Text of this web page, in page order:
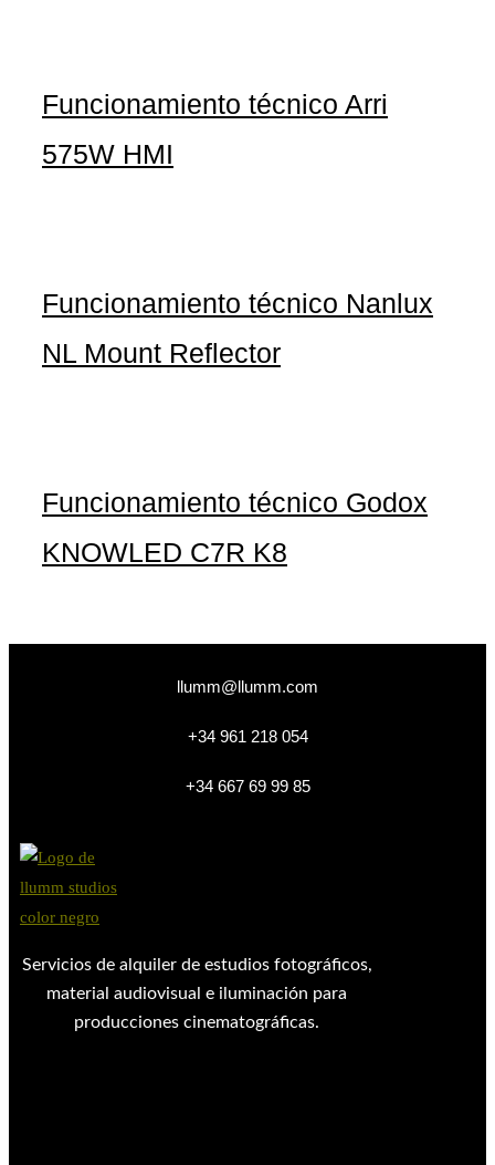
Funcionamiento técnico Arri
575W HMI
Funcionamiento técnico Nanlux
NL Mount Reflector
Funcionamiento técnico Godox
KNOWLED C7R K8
llumm@llumm.com
+34 961 218 054
+34 667 69 99 85
Servicios de alquiler de estudios fotográficos,
material audiovisual e iluminación para
producciones cinematográficas.